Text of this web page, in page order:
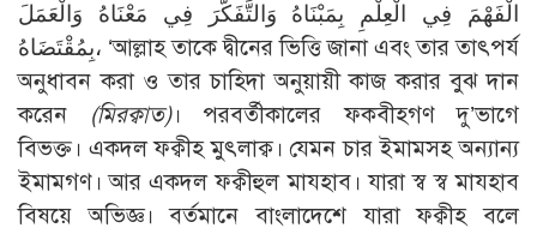
الْفَهْمَ فِي الْعِلْمِ بِمَبْنَاهُ وَالتَّفَكُّرَ فِي مَعْنَاهُ وَالْعَمَلَ
بِمُقْتَضَاهُ، ‘আল্লাহ তাকে দ্বীনের ভিত্তি জানা এবং তার তাৎপর্য
অনুধাবন করা ও তার চাহিদা অনুয়ায়ী কাজ করার বুঝ দান
করেন
(মিরক্বাত)। পরবর্তীকালের ফকবীহগণ দু’ভাগে
বিভক্ত। একদল ফক্বীহ মুৎলাক্ব। যেমন চার ইমামসহ অন্যান্য
ইমামগণ। আর একদল ফক্বীহুল মাযহাব। যারা স্ব স্ব মাযহাব
বিষয়ে অভিজ্ঞ। বর্তমানে বাংলাদেশে যারা ফক্বীহ বলে